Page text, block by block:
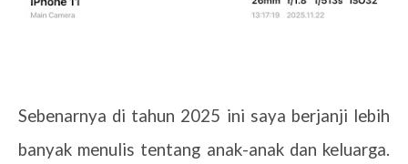
Sebenarnya di tahun 2025 ini saya berjanji lebih
banyak menulis tentang anak-anak dan keluarga.